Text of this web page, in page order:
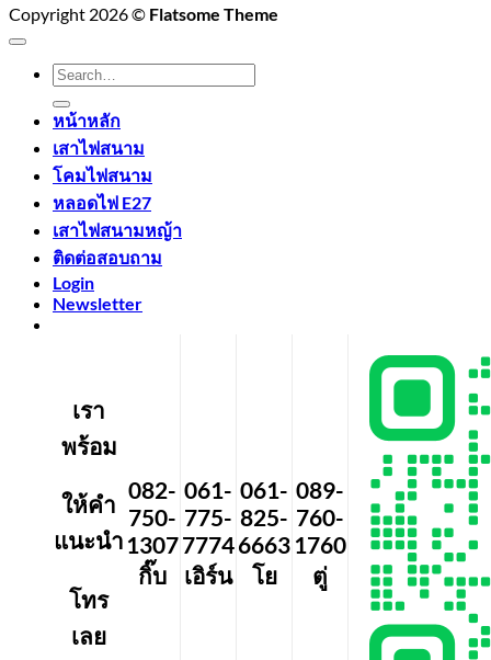
Copyright 2026 © Flatsome Theme
Search
for:
หน้าหลัก
เสาไฟสนาม
โคมไฟสนาม
หลอดไฟ E27
เสาไฟสนามหญ้า
ติดต่อสอบถาม
Login
Newsletter
เรา
พร้อม
ให้คำ
แนะนำ
โทร
เลย
082-
750-
1307
กิ๊บ
061-
775-
7774
เอิร์น
061-
825-
6663
โย
089-
760-
1760
ตู่